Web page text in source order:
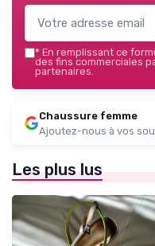
* En remplissant ce
des fins commerciales
partenaires.
Chaussure femme
Ajoutez-nous à vos
Les plus lus